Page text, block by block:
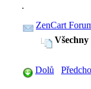
.
ZenCart
Dolů